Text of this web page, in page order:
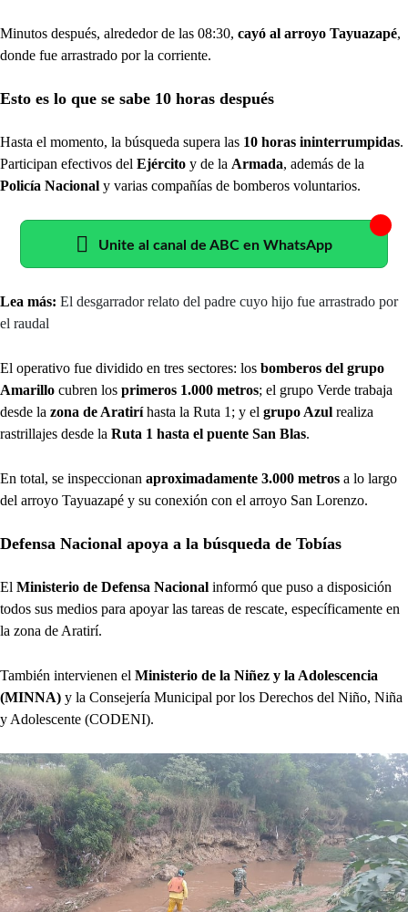
Minutos después, alrededor de las 08:30, cayó al arroyo Tayuazapé,
donde fue arrastrado por la corriente.
Esto es lo que se sabe 10 horas después
Hasta el momento, la búsqueda supera las 10 horas ininterrumpidas.
Participan efectivos del Ejército y de la Armada, además de la
Policía Nacional y varias compañías de bomberos voluntarios.
Unite al canal de ABC en WhatsApp
Lea más: El desgarrador relato del padre cuyo hijo fue arrastrado por
el raudal
El operativo fue dividido en tres sectores: los bomberos del grupo
Amarillo cubren los primeros 1.000 metros; el grupo Verde trabaja
desde la zona de Aratiríhasta la Ruta 1; y el grupo Azul realiza
rastrillajes desde la Ruta 1 hasta el puente San Blas.
En total, se inspeccionan aproximadamente 3.000 metros a lo largo
del arroyo Tayuazapé y su conexión con el arroyo San Lorenzo.
Defensa Nacional apoya a la búsqueda de Tobías
El Ministerio de Defensa Nacional informó que puso a disposición
todos sus medios para apoyar las tareas de rescate, específicamente en
la zona de Aratirí.
También intervienen el Ministerio de la Niñez y la Adolescencia
(MINNA) y la Consejería Municipal por los Derechos del Niño, Niña
y Adolescente (CODENI).